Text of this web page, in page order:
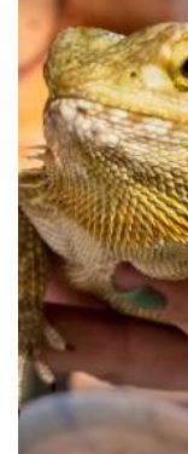
Der